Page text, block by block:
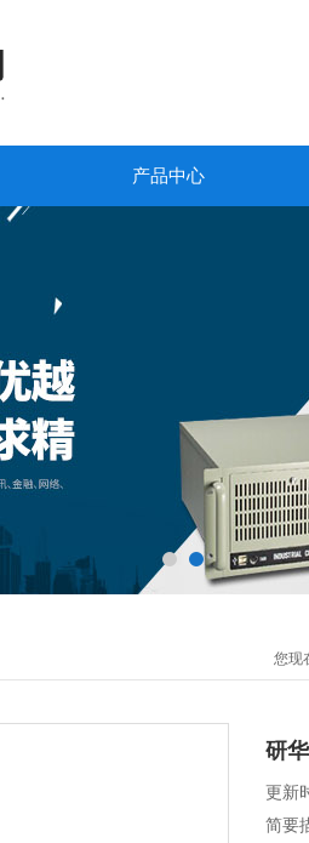
产品中心
您现
研
更新
简要